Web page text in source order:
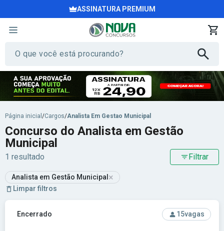
ASSINATURA PREMIUM
Página inicial /Cargos/Analista Em Gestao Municipal
Concurso do Analista em Gestão
Municipal
1 resultado Filtrar
Analista em Gestão Municipal ×
Limpar filtros
Ver concurso: Prefeitura de São José dos Campos - SP -
Encerrado 15vagas